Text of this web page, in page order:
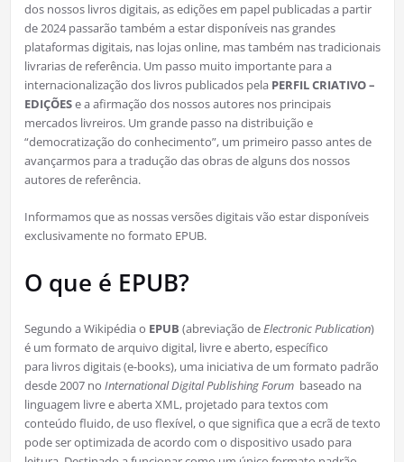
dos nossos livros digitais, as edições em papel publicadas a partir
de 2024 passarão também a estar disponíveis nas grandes
plataformas digitais, nas lojas online, mas também nas tradicionais
livrarias de referência. Um passo muito importante para a
internacionalização dos livros publicados pela PERFIL CRIATIVO –
EDIÇÕESe a afirmação dos nossos autores nos principais
mercados livreiros. Um grande passo na distribuição e
“democratização do conhecimento”, um primeiro passo antes de
avançarmos para a tradução das obras de alguns dos nossos
autores de referência.
Informamos que as nossas versões digitais vão estar disponíveis
exclusivamente no formato EPUB.
O que é EPUB?
Segundo a Wikipédia o EPUB (abreviação deElectronic Publication)
é um formato de arquivo digital, livre e aberto, específico
para livros digitais (e-books), uma iniciativa de um formato padrão
desde 2007 no International Digital Publishing Forumbaseado na
linguagem livre e aberta XML, projetado para textos com
conteúdo fluido, de uso flexível, o que significa que a ecrã de texto
pode ser optimizada de acordo com o dispositivo usado para